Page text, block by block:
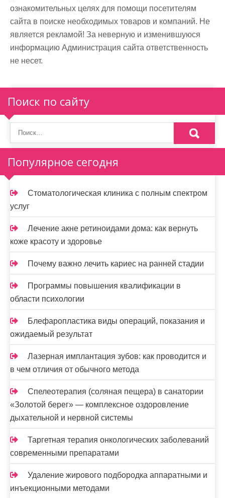
ознакомительных целях для помощи посетителям
сайта в поиске необходимых товаров и компаний. Не
является рекламой! За неверную и изменившуюся
информацию Администрация сайта ответственность
не несет.
Поиск по сайту
Популярное сегодня
Стоматологическая клиника с полным спектром
услуг
Лечение акне ретиноидами дома: как вернуть
коже красоту и здоровье
Почему важно лечить кариес на ранней стадии
Программы повышения квалификации в
области психологии
Блефаропластика виды операций, показания и
ожидаемый результат
Лазерная имплантация зубов: как проводится и
в чем отличия от обычного метода
Спелеотерапия (соляная пещера) в санатории
«Золотой берег» — комплексное оздоровление
дыхательной и нервной системы
Таргетная терапия онкологических заболеваний
современными препаратами
Удаление жирового подбородка аппаратными и
инъекционными методами